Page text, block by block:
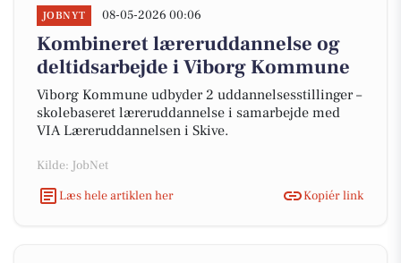
JOBNYT 08-05-2026 00:06
Kombineret læreruddannelse og
deltidsarbejde i Viborg Kommune
Viborg Kommune udbyder 2 uddannelsesstillinger –
skolebaseret læreruddannelse i samarbejde med
VIA Læreruddannelsen i Skive.
Kilde: JobNet
Læs hele artiklen her
Kopiér link